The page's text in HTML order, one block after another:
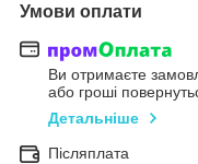
Умови оплати
Ви отримаєте
або гроші
Детальніше
Післяплата